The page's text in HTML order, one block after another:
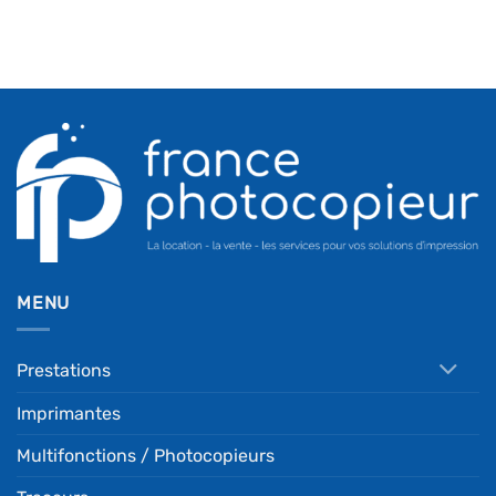
MENU
Prestations
Imprimantes
Multifonctions / Photocopieurs